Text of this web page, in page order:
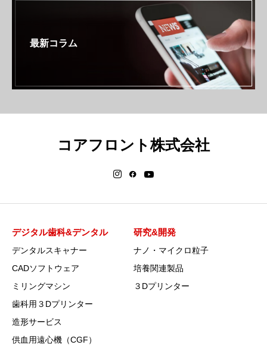
最新コラム
コアフロント株式会社
デジタル歯科&デンタル
デンタルスキャナー
CADソフトウェア
ミリングマシン
歯科用３Dプリンター
造形サービス
供血用遠心機（CGF）
研究&開発
ナノ・マイクロ粒子
培養関連製品
３Dプリンター